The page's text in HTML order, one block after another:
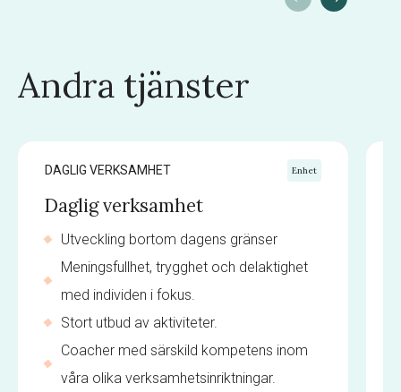
Andra tjänster
DAGLIG VERKSAMHET Enhet
Daglig verksamhet
Utveckling bortom dagens gränser
Meningsfullhet, trygghet och delaktighet
med individen i fokus.
Stort utbud av aktiviteter.
Coacher med särskild kompetens inom
våra olika verksamhetsinriktningar.